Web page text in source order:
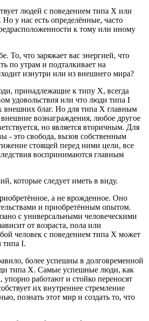
людей с поведением типа X или
у нас есть определённые, часто
к тому или иному
То, что заряжает вас энергией, что
по утрам и подталкивает на
изнутри или из внешнего мира?
принадлежащие к типу X, всегда
удовольствия или что люди типа I
внешних благ. Но для типа X главным
вознаграждения, любое другое
но является вторичным. Для
- это свобода, вызов собственным
стоящей перед ними цели, все
воспринимаются главным
которые следует иметь в виду.
а не врожденное. Оно
и приобретённым опытом.
с универсальными человеческими
от возраста, пола или
человек с поведением типа X может
типа I.
более успешны в долговременной
типа X. Самые успешные люди, как
упорно работают и стойко переносят
их внутреннее стремление
познать этот мир и создать то, что